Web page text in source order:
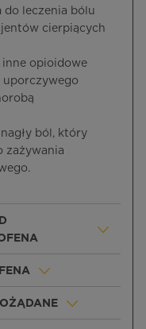
do leczenia bólu
cierpiących
opioidowe
uporczywego
ból, który
zażywania